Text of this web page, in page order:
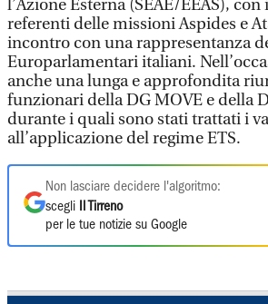
l’Azione Esterna (SEAE/EEAS),
referenti delle missioni Aspides e
incontro con una rappresentanza
Europarlamentari italiani.
anche una lunga e approfondita
funzionari della DG MOVE e della
durante i quali sono stati trattati i
all’applicazione del regime ETS.
Non lasciare decidere l'algoritmo:
scegli
Il Tirreno
per le tue notizie su Google